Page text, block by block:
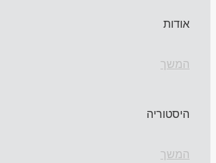
אודות
המשך
היסטוריה
המשך